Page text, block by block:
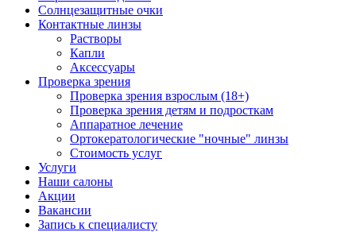
Солнцезащитные очки
Контактные линзы
Растворы
Капли
Аксессуары
Проверка зрения
Проверка зрения взрослым (18+)
Проверка зрения детям и подросткам
Аппаратное лечение
Ортокератологические "ночные" линзы
Стоимость услуг
Услуги
Наши салоны
Акции
Вакансии
Запись к специалисту